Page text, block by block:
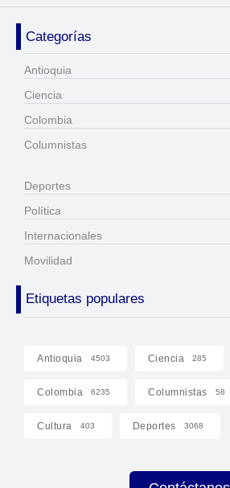
Categorías
Antioquia
Ciencia
Colombia
Columnistas
Deportes
Política
Internacionales
Movilidad
Etiquetas populares
Antioquia 4503 Ciencia 285
Colombia 6235 Columnistas 58
Cultura 403 Deportes 3068